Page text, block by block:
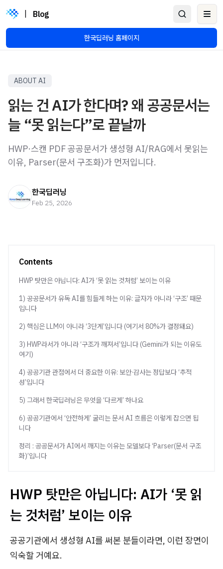
Blog
한국딥러닝 홈페이지
ABOUT AI
읽는 건 AI가 한다며? 왜 공공문서는
늘 “못 읽는다”로 끝날까
HWP·스캔 PDF 공공문서가 생성형 AI/RAG에서 못읽는
이유, Parser(문서 구조화)가 먼저입니다.
한국딥러닝
Feb 25, 2026
Contents
HWP 탓만은 아닙니다: AI가 ‘못 읽는 것처럼’ 보이는 이유
1) 공공문서가 유독 AI를 힘들게 하는 이유: 글자가 아니라 ‘구조’ 때문
입니다
2) 핵심은 LLM이 아니라 ‘3단계’입니다 (여기서 80%가 결정돼요)
3) HWP라서가 아니라 ‘구조가 깨져서’입니다 (Gemini가 되는 이유도
여기)
4) 공공기관 관점에서 더 중요한 이유: 보안·감사는 정답보다 ‘추적
성’입니다
5) 그래서 한국딥러닝은 무엇을 ‘다르게’ 하나요
6) 공공기관에서 ‘안전하게’ 굴리는 문서 AI 흐름은 이렇게 잡으면 됩
니다
정리 : 공공문서가 AI에서 깨지는 이유는 모델보다 ‘Parser(문서 구조
화)’입니다
HWP 탓만은 아닙니다: AI가 ‘못 읽
는 것처럼’ 보이는 이유
공공기관에서 생성형 AI를 써본 분들이라면, 이런 장면이
익숙할 거예요.